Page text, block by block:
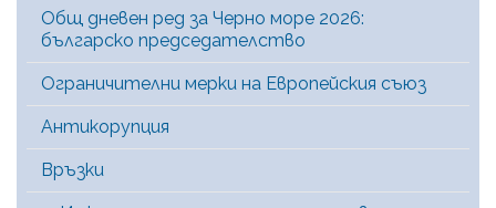
Общ дневен ред за Черно море 2026:
българско председателство
Ограничителни мерки на Европейския съюз
Антикорупция
Връзки